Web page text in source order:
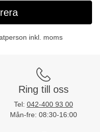
inkl. moms
Ring till oss
Tel: 042-400 93 00
Mån-fre: 08:30-16:00